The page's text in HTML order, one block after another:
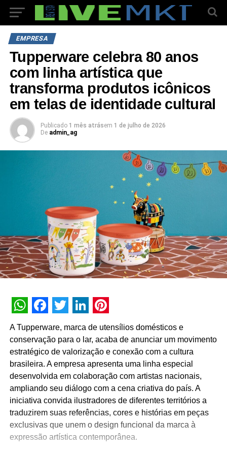
EMPRESA
Tupperware celebra 80 anos
com linha artística que
transforma produtos icônicos
em telas de identidade cultural
Publicado 1 mês atrásem 1 de julho de 2026
De admin_ag
WhatsApp
Facebook
Twitter
LinkedIn
Pinterest
A Tupperware, marca de utensílios domésticos e
conservação para o lar, acaba de anunciar um movimento
estratégico de valorização e conexão com a cultura
brasileira. A empresa apresenta uma linha especial
desenvolvida em colaboração com artistas nacionais,
ampliando seu diálogo com a cena criativa do país. A
iniciativa convida ilustradores de diferentes territórios a
traduzirem suas referências, cores e histórias em peças
exclusivas que unem o design funcional da marca à
expressão artística contemporânea.